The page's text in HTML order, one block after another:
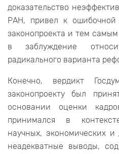
доказательство
РАН, привел к
законопроекта и тем
в заблуждение
радикального варианта
Конечно, вердикт
законопроекту был
основании оценки
принимался в
научных, экономических и
неадекватные выводы,